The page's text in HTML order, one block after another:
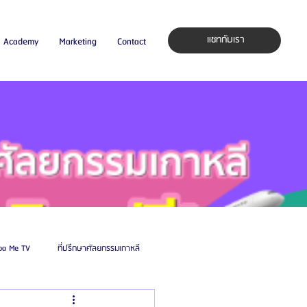
Academy Marketing Contact แชทกับเรา
Me TV ที่ปรึกษาศัลยกรรมเกาหลี
ศัลยแพทย์ ประเทศเกาหลี